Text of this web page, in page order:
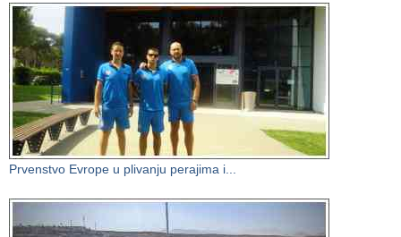
Prvenstvo Evrope u plivanju perajima i...